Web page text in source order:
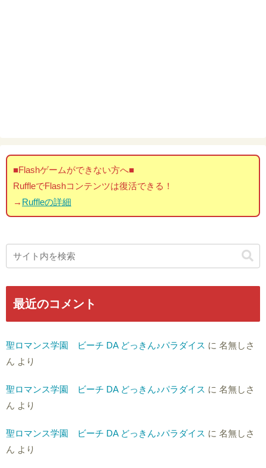
■Flashゲームができない方へ■
RuffleでFlashコンテンツは復活できる！
→ Ruffleの詳細
最近のコメント
聖ロマンス学園 ビーチ DA どっきん♪パラダイス に 名無しさ
ん より
聖ロマンス学園 ビーチ DA どっきん♪パラダイス に 名無しさ
ん より
聖ロマンス学園 ビーチ DA どっきん♪パラダイス に 名無しさ
ん より